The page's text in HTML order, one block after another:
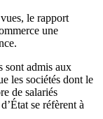
le rapport
une
sont admis aux
les sociétés dont le
de salariés
se réfèrent à